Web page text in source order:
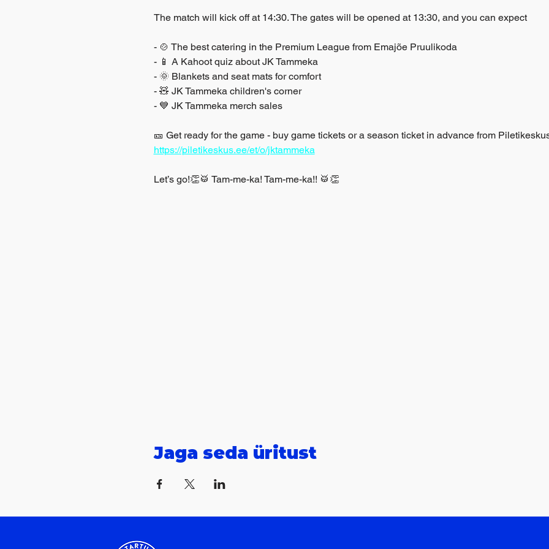
The match will kick off at 14:30. The gates will be opened at 13:30, and you can expect
- 🍲 The best catering in the Premium League from Emajõe Pruulikoda
- 📱 A Kahoot quiz about JK Tammeka
- 🌞 Blankets and seat mats for comfort
- 🧸 JK Tammeka children's corner
- 💙 JK Tammeka merch sales
🎫 Get ready for the game - buy game tickets or a season ticket in advance from
https://piletikeskus.ee/et/o/jktammeka
Let’s go!👏🥁 Tam-me-ka! Tam-me-ka!! 🥁👏
Jaga seda üritust